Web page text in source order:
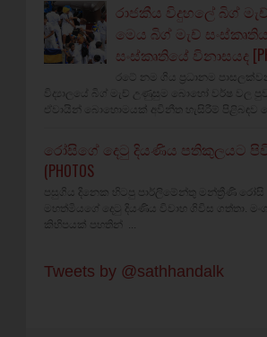
රාජකීය විදුහලේ බිග්
මෙය බිග් මැච්
සංස්කෘතියේ විනාසයද
රටේ නම ගිය ප්‍රධානම
විද්‍යාලයේ බිග් මැච් උණුසුම බොහෝ වර්ෂ වල
ඒවායින් බොහොමයක් අවිනීත හැසිරීම් පිළිබඳව
රෝසිගේ දෙටු දියණිය පතිකුලයට
(PHOTOS
පසුගිය දිනෙක හිටපු පාර්ලිමේන්තු මන්ත්‍රීණි රෝසි
මහත්මියගේ දෙටු දියණිය විවාහ ගිවිස ගත්තා.
කිහිපයක් පහතින් ...
Tweets by @sathhandalk